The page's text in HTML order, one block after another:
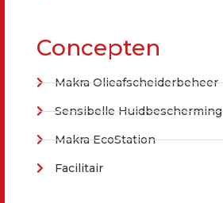
Concepten
Makra Olieafscheiderbeheer
Sensibelle Huidbescherming
Makra EcoStation
Facilitair